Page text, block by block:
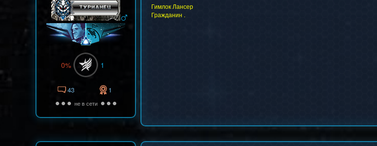
0% 1
43 1
не в сети
Гимлок Лансер
Гражданин .